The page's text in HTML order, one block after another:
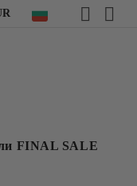
FINAL SALE